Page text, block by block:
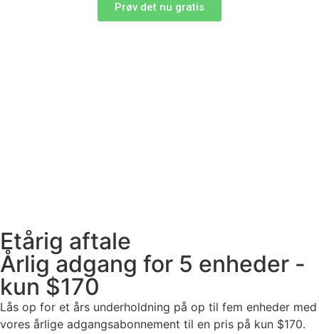
Prøv det nu gratis
Etårig aftale
Årlig adgang for 5 enheder -
kun $170
Lås op for et års underholdning på op til fem enheder med
vores årlige adgangsabonnement til en pris på kun $170.